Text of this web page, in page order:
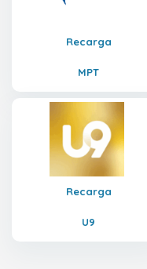
Recarga
MPT
Recarga
U9